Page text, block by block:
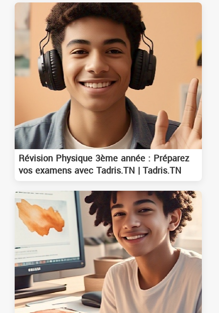
Révision Physique 3ème année : Préparez
vos examens avec Tadris.TN | Tadris.TN